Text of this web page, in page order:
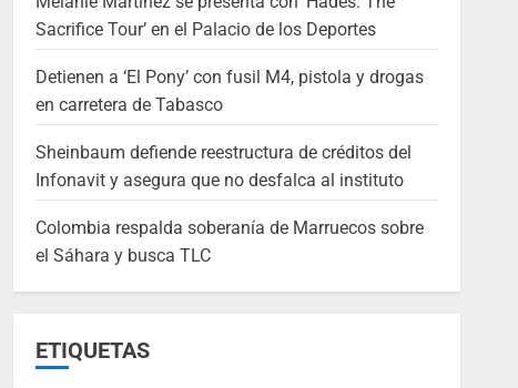
Sacrifice Tour’ en el Palacio de los Deportes
Detienen a ‘El Pony’ con fusil M4, pistola y drogas
en carretera de Tabasco
Sheinbaum defiende reestructura de créditos del
Infonavit y asegura que no desfalca al instituto
Colombia respalda soberanía de Marruecos sobre
el Sáhara y busca TLC
ETIQUETAS